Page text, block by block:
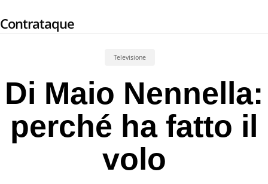
to
Contrataque
Televisione
Di Maio Nennella:
perché ha fatto il
volo